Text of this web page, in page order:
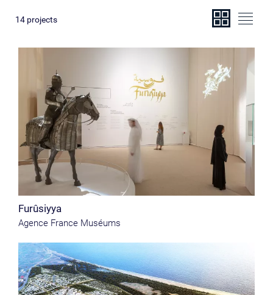
14 projects
Furûsiyya
Agence France Muséums